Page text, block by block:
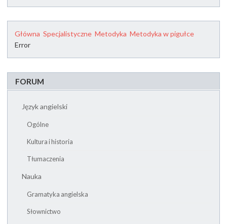
Główna Specjalistyczne Metodyka Metodyka w pigułce
Error
FORUM
Język angielski
Ogólne
Kultura i historia
Tłumaczenia
Nauka
Gramatyka angielska
Słownictwo